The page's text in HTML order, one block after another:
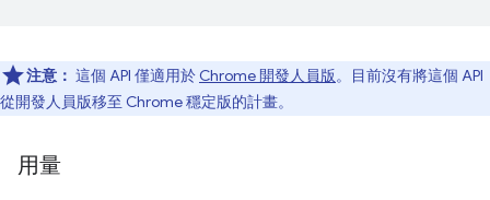
注意： 這個 API 僅適用於 Chrome 開發人員版。目前沒有將這個 API
從開發人員版移至 Chrome 穩定版的計畫。
用量